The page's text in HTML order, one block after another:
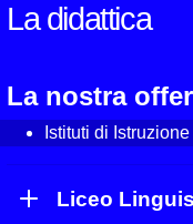
La didattica
La nostra
Istituti di
Liceo